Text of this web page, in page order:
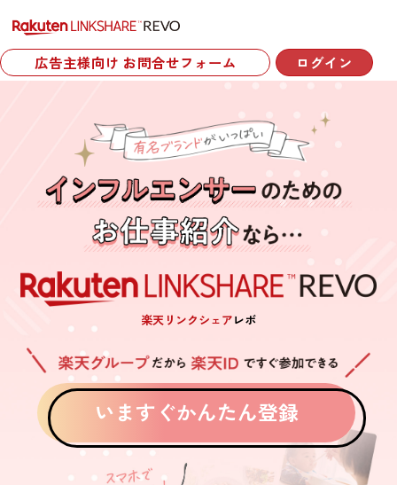
広告主様向け お問合せフォーム ログイン
楽天リンクシェアレボ
いますぐかんたん登録